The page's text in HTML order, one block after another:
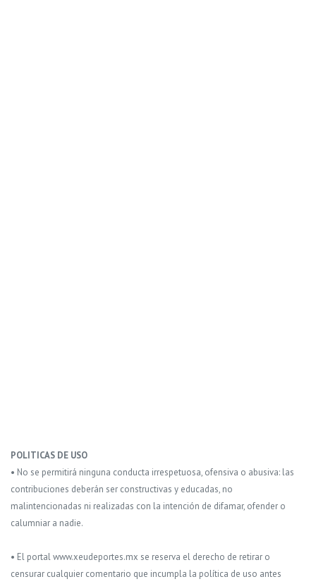
POLITICAS DE USO
• No se permitirá ninguna conducta irrespetuosa, ofensiva o abusiva: las
contribuciones deberán ser constructivas y educadas, no
malintencionadas ni realizadas con la intención de difamar, ofender o
calumniar a nadie.
• El portal www.xeudeportes.mx se reserva el derecho de retirar o
censurar cualquier comentario que incumpla la política de uso antes